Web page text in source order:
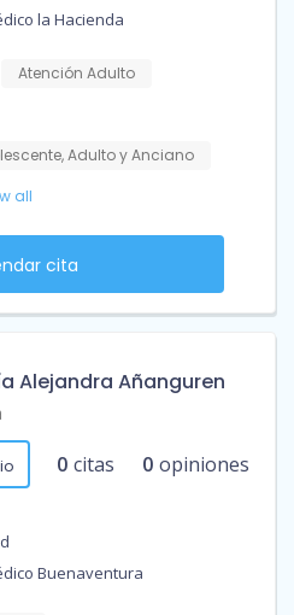
la Hacienda
Atención Adulto
Adulto y Anciano
all
cita
Alejandra Añanguren
0 citas 0 opiniones
Buenaventura